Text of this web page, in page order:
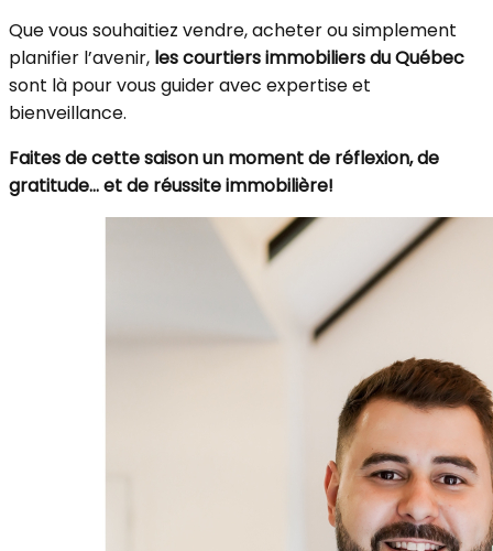
Que vous souhaitiez vendre, acheter ou simplement
planifier l’avenir, les courtiers immobiliers du Québec
sont là pour vous guider avec expertise et
bienveillance.
Faites de cette saison un moment de réflexion, de
gratitude… et de réussite immobilière!